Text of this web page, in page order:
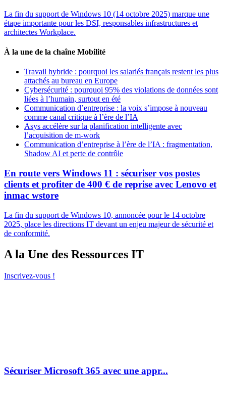
La fin du support de Windows 10 (14 octobre 2025) marque une
étape importante pour les DSI, responsables infrastructures et
architectes Workplace.
À la une de la chaîne Mobilité
Travail hybride : pourquoi les salariés français restent les plus
attachés au bureau en Europe
Cybersécurité : pourquoi 95% des violations de données sont
liées à l’humain, surtout en été
Communication d’entreprise : la voix s’impose à nouveau
comme canal critique à l’ère de l’IA
Asys accélère sur la planification intelligente avec
l’acquisition de m-work
Communication d’entreprise à l’ère de l’IA : fragmentation,
Shadow AI et perte de contrôle
En route vers Windows 11 : sécuriser vos postes
clients et profiter de 400 € de reprise avec Lenovo et
inmac wstore
La fin du support de Windows 10, annoncée pour le 14 octobre
2025, place les directions IT devant un enjeu majeur de sécurité et
de conformité.
A la Une des Ressources IT
Inscrivez-vous !
Sécuriser Microsoft 365 avec une appr...